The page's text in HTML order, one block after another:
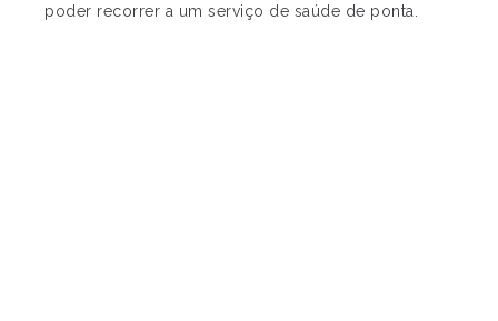
poder recorrer a um serviço de saúde de ponta.